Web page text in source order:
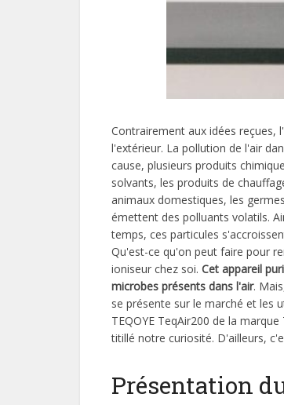
Contrairement aux idées reçues,
l'extérieur. La pollution de l'air
cause, plusieurs produits
solvants, les produits de
animaux domestiques, les
émettent des polluants volatils.
temps, ces particules
Qu'est-ce qu'on peut faire pour
ioniseur chez soi. Cet appareil
microbes présents dans l'air.
se présente sur le marché et les
TEQOYE TeqAir200 de la
titillé notre curiosité. D'ailleurs,
Présentation